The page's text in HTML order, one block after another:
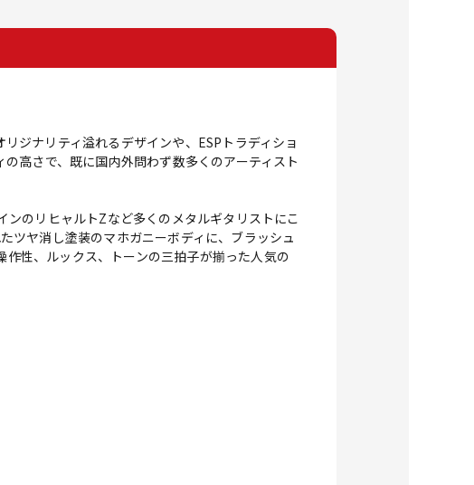
ジナリティ溢れるデザインや、ESPトラディショ
高さで、既に国内外問わず数多くのアーティスト
のリヒャルトZなど多くのメタルギタリストにこ
ツヤ消し塗装のマホガニーボディに、ブラッシュ
性、ルックス、トーンの三拍子が揃った人気の